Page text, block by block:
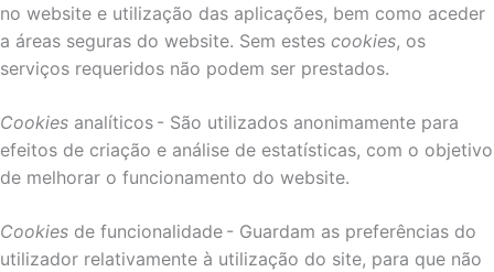
no website e utilização das aplicações, bem como aceder
a áreas seguras do website. Sem estes cookies, os
serviços requeridos não podem ser prestados.
Cookies analíticos - São utilizados anonimamente para
efeitos de criação e análise de estatísticas, com o objetivo
de melhorar o funcionamento do website.
Cookies de funcionalidade - Guardam as preferências do
utilizador relativamente à utilização do site, para que não